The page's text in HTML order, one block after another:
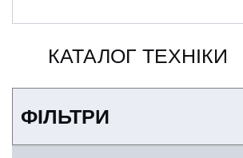
КАТАЛОГ ТЕХНІКИ
ФІЛЬТРИ